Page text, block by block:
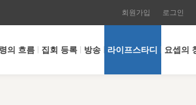
회원가입 로그인
의 흐름 집회 등록 방송 라이프스타디 요셉의